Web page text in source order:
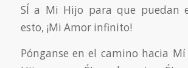
SÍ a Mi Hijo para que puedan
esto, ¡Mi Amor infinito!
Pónganse en el camino hacia